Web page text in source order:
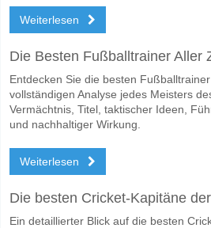
Weiterlesen
Die Besten Fußballtrainer Aller
Entdecken Sie die besten
vollständigen Analyse jedes Meisters
Vermächtnis, Titel, taktischer Ideen,
und nachhaltiger Wirkung.
Weiterlesen
Die besten Cricket-Kapitäne
Ein detaillierter Blick auf die besten